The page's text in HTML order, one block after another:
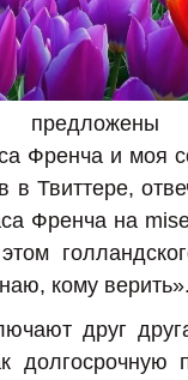
Френча и моя
в Твиттере,
Френча на
кому верить».
друг
долгосрочную